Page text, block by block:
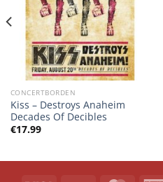
CONCERTBORDEN
Kiss – Destroys Anaheim
Decades Of Decibles
€17.99